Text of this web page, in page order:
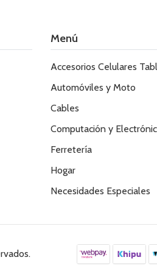
Menú
Accesorios Celulares
Automóviles y Moto
Cables
Computación y
Ferretería
Hogar
Necesidades Especiales